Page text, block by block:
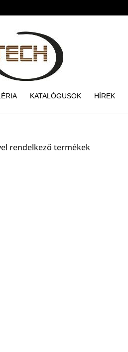
KATALÓGUSOK HÍREK
rendelkező termékek